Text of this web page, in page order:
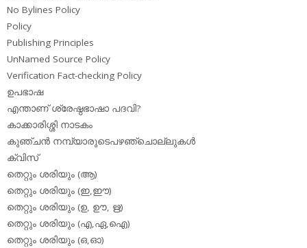
No Bylines Policy
Policy
Publishing Principles
UnNamed Source Policy
Verification Fact-checking Policy
ഉപഭാഷ
എന്താണ് ശ്രേഷ്ഠഭാഷാ പദവി?
കാക്കാരിശ്ശി നാടകം
കുഞ്ചന്‍ നമ്പ്യാരുടെപഴഞ്ചൊല്ലുകള്‍
ക്വിസ്
തെറ്റും ശരിയും (ആ)
തെറ്റും ശരിയും (ഇ,ഈ)
തെറ്റും ശരിയും (ഉ, ഊ, ഋ)
തെറ്റും ശരിയും (എ,ഏ,ഐ)
തെറ്റും ശരിയും (ഒ,ഓ)